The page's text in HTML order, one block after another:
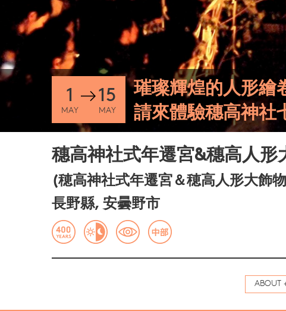
1
MAY
15
MAY
璀璨輝煌的人形繪
請來體驗穗高神社
穗高神社式年遷宮&穗高人形
(穂高神社式年遷宮＆穂高人形大飾
長野縣, 安曇野市
ABOUT